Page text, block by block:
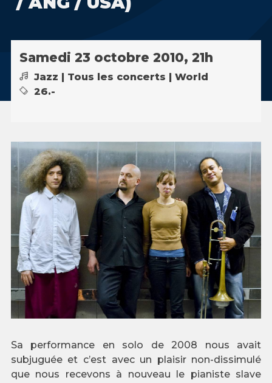
Samedi 23 octobre 2010, 21h
Jazz | Tous les concerts | World
26.-
Sa performance en solo de 2008 nous avait
subjuguée et c’est avec un plaisir non-dissimulé
que nous recevons à nouveau le pianiste slave